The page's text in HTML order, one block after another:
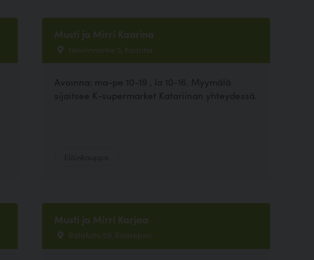
Musti ja Mirri Kaarina
Hovirinnantie 5, Kaarina
Avoinna: ma-pe 10-19 , la 10-16. Myymälä
sijaitsee K-supermarket Katariinan yhteydessä.
Musti ja Mirri Karjaa
Ratakatu 59, Raasepori